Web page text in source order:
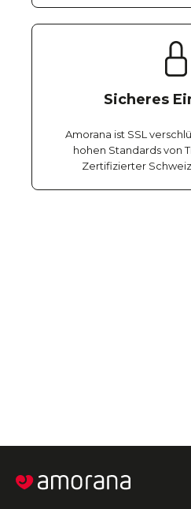
Sicheres
Amorana ist SSL
hohen Standards von
Zertifizierter